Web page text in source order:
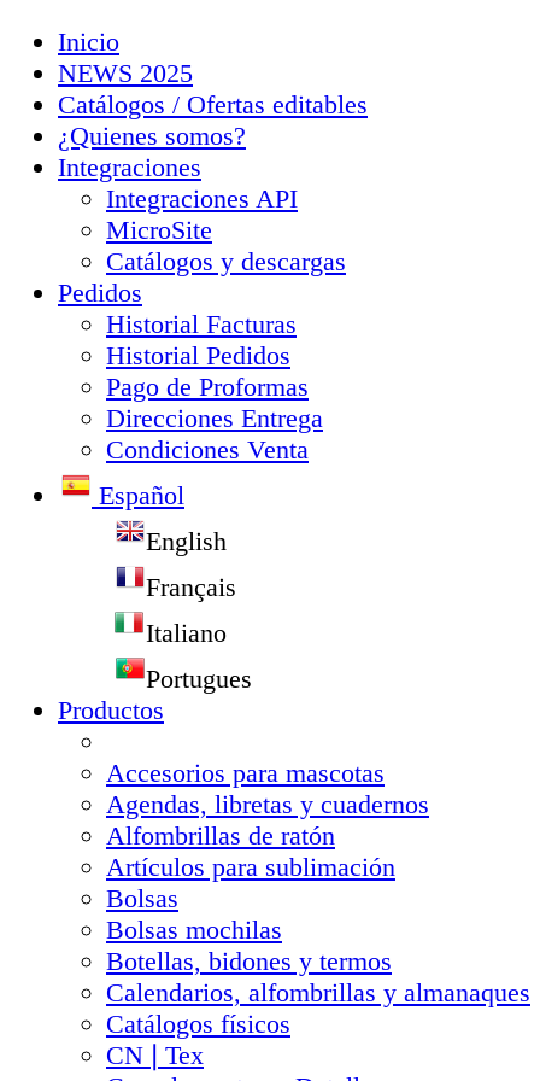
Inicio
NEWS 2025
Catálogos / Ofertas editables
¿Quienes somos?
Integraciones
Integraciones API
MicroSite
Catálogos y descargas
Pedidos
Historial Facturas
Historial Pedidos
Pago de Proformas
Direcciones Entrega
Condiciones Venta
Español
English
Français
Italiano
Portugues
Productos
Accesorios para mascotas
Agendas, libretas y cuadernos
Alfombrillas de ratón
Artículos para sublimación
Bolsas
Bolsas mochilas
Botellas, bidones y termos
Calendarios, alfombrillas y almanaques
Catálogos físicos
CN❘Tex